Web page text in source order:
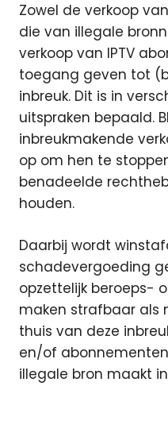
Zowel de verkoop
die van illegale
verkoop van IPTV
toegang geven tot
inbreuk. Dit is in
uitspraken bepaald.
inbreukmakende
op om hen te
benadeelde
houden.
Daarbij wordt
schadevergoeding
opzettelijk beroeps-
maken strafbaar als
thuis van deze
en/of
illegale bron maakt